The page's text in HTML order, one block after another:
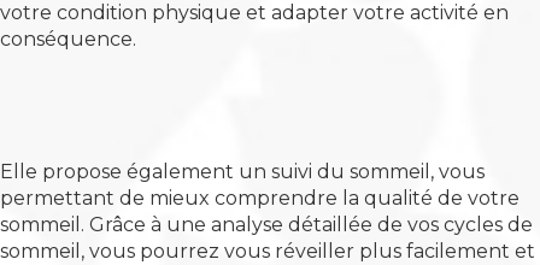
votre condition physique et adapter votre activité en
conséquence.
Elle propose également un suivi du sommeil, vous
permettant de mieux comprendre la qualité de votre
sommeil. Grâce à une analyse détaillée de vos cycles de
sommeil, vous pourrez vous réveiller plus facilement et